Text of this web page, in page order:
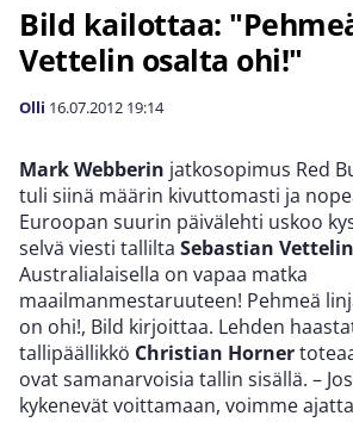
Bild kailottaa:
Vettelin osalta ohi!"
Olli 16.07.2012 19:14
Mark Webberin jatkosopimus Red
tuli siinä määrin kivuttomasti ja
Euroopan suurin päivälehti uskoo
selvä viesti tallilta Sebastian Vettelin
Australialaisella on vapaa matka
maailmanmestaruuteen! Pehmeä
on ohi!, Bild kirjoittaa. Lehden
tallipäällikkö Christian Horner
ovat samanarvoisia tallin sisällä. –
kykenevät voittamaan, voimme